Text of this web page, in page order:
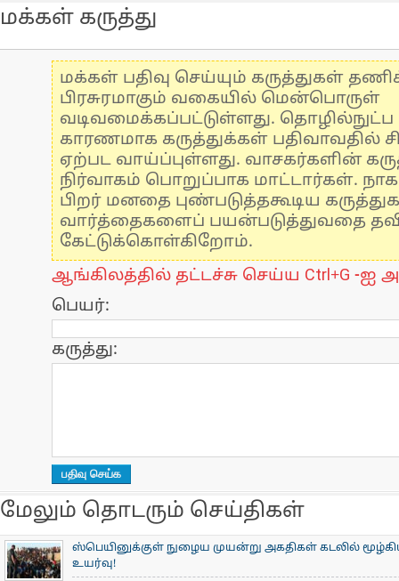
மக்கள் கருத்து
மக்கள் பதிவு செய்யும் கருத்துகள்
பிரசுரமாகும் வகையில் மென்பொருள்
வடிவமைக்கப்பட்டுள்ளது.
காரணமாக கருத்துக்கள் பதிவாவதில்
ஏற்பட வாய்ப்புள்ளது. வாசகர்களின்
நிர்வாகம் பொறுப்பாக மாட்டார்கள்.
பிறர் மனதை புண்படுத்தகூடிய
வார்த்தைகளைப் பயன்படுத்துவதை
கேட்டுக்கொள்கிறோம்.
ஆங்கிலத்தில் தட்டச்சு செய்ய Ctrl+G -ஐ
பெயர்:
கருத்து:
மேலும் தொடரும் செய்திகள்
ஸ்பெயினுக்குள் நுழைய முயன்று அகதிகள் கடலில் மூழ்கிய
உயர்வு!